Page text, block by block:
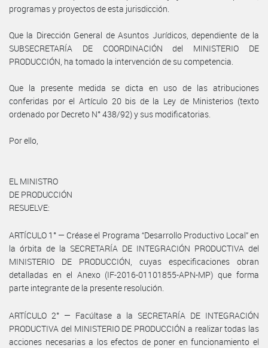
programas y proyectos de esta jurisdicción.
Que la Dirección General de Asuntos Jurídicos, dependiente de la
SUBSECRETARÍA DE COORDINACIÓN del MINISTERIO DE
PRODUCCIÓN, ha tomado la intervención de su competencia.
Que la presente medida se dicta en uso de las atribuciones
conferidas por el Artículo 20 bis de la Ley de Ministerios (texto
ordenado por Decreto N° 438/92) y sus modificatorias.
Por ello,
EL MINISTRO
DE PRODUCCIÓN
RESUELVE:
ARTÍCULO 1° — Créase el Programa “Desarrollo Productivo Local” en
la órbita de la SECRETARÍA DE INTEGRACIÓN PRODUCTIVA del
MINISTERIO DE PRODUCCIÓN, cuyas especificaciones obran
detalladas en el Anexo (IF-2016-01101855-APN-MP) que forma
parte integrante de la presente resolución.
ARTÍCULO 2° — Facúltase a la SECRETARÍA DE INTEGRACIÓN
PRODUCTIVA del MINISTERIO DE PRODUCCIÓN a realizar todas las
acciones necesarias a los efectos de poner en funcionamiento el